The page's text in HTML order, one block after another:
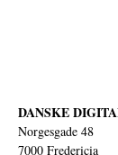
DANSKE
Norgesgade 48
7000 Fredericia